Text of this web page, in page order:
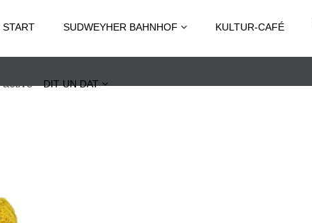
START SUDWEYHER BAHNHOF KULTUR-CAFÉ
active">DIT UN DAT